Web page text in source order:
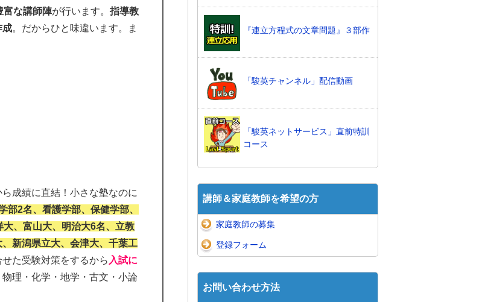
富な講師陣が行います。 指導教
成。だからひと味違います。ま
ら成績に直結！小さな塾なのに
部2名、看護学部、保健学部、
、富山大、明治大6名、立教
新潟県立大、会津大、千葉工
た受験対策をするから 入試に
理・化学・地学・古文・小論
『連立方程式の文章問題』３部作
「駿英チャンネル」配信動画
「駿英ネットサービス」直前特訓
コース
講師＆家庭教師を希望の方
家庭教師の募集
登録フォーム
お問い合わせ方法